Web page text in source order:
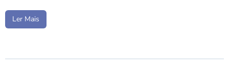
Ler Mais